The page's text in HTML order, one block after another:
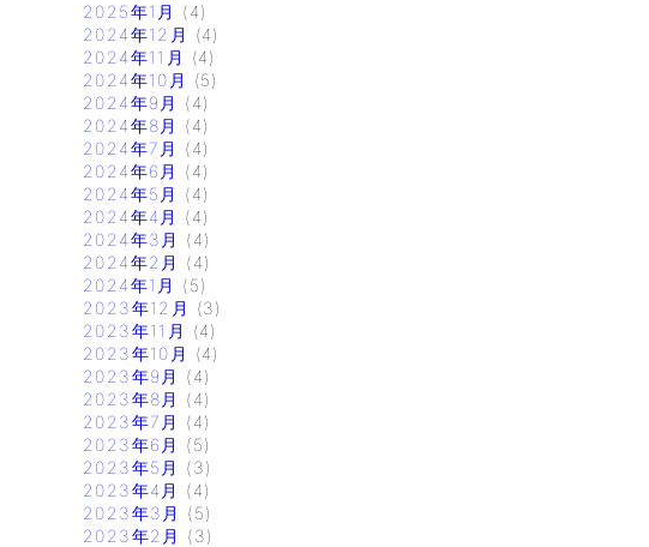
2025年1月
(4)
2024年12月
(4)
2024年11月
(4)
2024年10月
(5)
2024年9月
(4)
2024年8月
(4)
2024年7月
(4)
2024年6月
(4)
2024年5月
(4)
2024年4月
(4)
2024年3月
(4)
2024年2月
(4)
2024年1月
(5)
2023年12月
(3)
2023年11月
(4)
2023年10月
(4)
2023年9月
(4)
2023年8月
(4)
2023年7月
(4)
2023年6月
(5)
2023年5月
(3)
2023年4月
(4)
2023年3月
(5)
2023年2月
(3)